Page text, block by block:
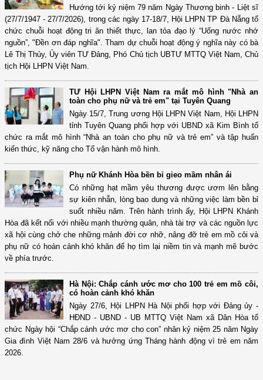
Hướng tới kỷ niệm 79 năm Ngày Thương binh - Liệt sĩ
(27/7/1947 - 27/7/2026), trong các ngày 17-18/7, Hội LHPN TP Đà Nẵng tổ
chức chuỗi hoạt động tri ân thiết thực, lan tỏa đạo lý “Uống nước nhớ
nguồn”, "Đền ơn đáp nghĩa". Tham dự chuỗi hoạt động ý nghĩa này có bà
Lê Thị Thủy, Ủy viên TƯ Đảng, Phó Chủ tịch UBTƯ MTTQ Việt Nam, Chủ
tịch Hội LHPN Việt Nam.
TƯ Hội LHPN Việt Nam ra mắt mô hình "Nhà an
toàn cho phụ nữ và trẻ em" tại Tuyên Quang
Ngày 15/7, Trung ương Hội LHPN Việt Nam, Hội LHPN
tỉnh Tuyên Quang phối hợp với UBND xã Kim Bình tổ
chức ra mắt mô hình “Nhà an toàn cho phụ nữ và trẻ em” và tập huấn
kiến thức, kỹ năng cho Tổ vận hành mô hình.
Phụ nữ Khánh Hòa bền bỉ gieo mầm nhân ái
Có những hạt mầm yêu thương được ươm lên bằng
sự kiên nhẫn, lòng bao dung và những việc làm bền bỉ
suốt nhiều năm. Trên hành trình ấy, Hội LHPN Khánh
Hòa đã kết nối với nhiều mạnh thường quân, nhà tài trợ và các nguồn lực
xã hội cùng chở che những mảnh đời cơ nhỡ, nâng đỡ trẻ em mồ côi và
phụ nữ có hoàn cảnh khó khăn để họ tìm lại niềm tin và mạnh mẽ bước
về phía trước.
Hà Nội: Chắp cánh ước mơ cho 100 trẻ em mồ côi,
có hoàn cảnh khó khăn
Ngày 27/6, Hội LHPN Hà Nội phối hợp với Đảng ủy -
HĐND - UBND - UB MTTQ Việt Nam xã Dân Hòa tổ
chức Ngày hội “Chắp cánh ước mơ cho con” nhân kỷ niệm 25 năm Ngày
Gia đình Việt Nam 28/6 và hưởng ứng Tháng hành động vì trẻ em năm
2026.